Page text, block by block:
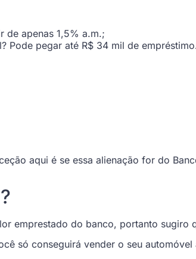
de apenas 1,5% a.m.;
pegar até R$ 34 mil de
aqui é se essa alienação for do
emprestado do banco, portanto sugiro
só conseguirá vender o seu